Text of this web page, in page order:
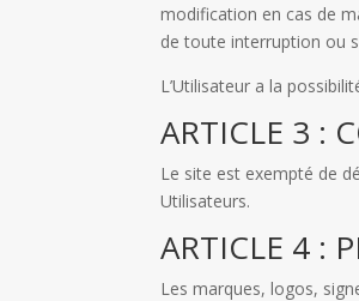
modification en cas de
de toute interruption ou
L’Utilisateur a la
ARTICLE 3 :
Le site est exempté de
Utilisateurs.
ARTICLE 4 :
Les marques, logos,